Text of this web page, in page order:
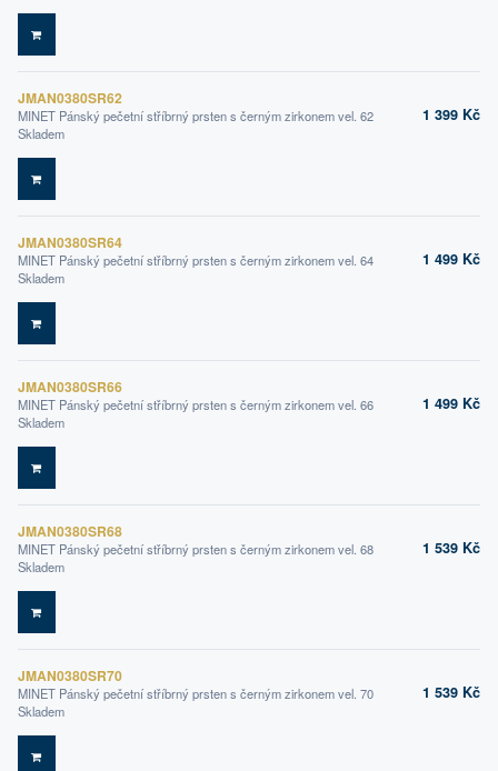
DO KOŠÍKU
JMAN0380SR62
MINET Pánský pečetní stříbrný prsten s černým zirkonem vel. 62
Skladem
1 399 Kč
DO KOŠÍKU
JMAN0380SR64
MINET Pánský pečetní stříbrný prsten s černým zirkonem vel. 64
Skladem
1 499 Kč
DO KOŠÍKU
JMAN0380SR66
MINET Pánský pečetní stříbrný prsten s černým zirkonem vel. 66
Skladem
1 499 Kč
DO KOŠÍKU
JMAN0380SR68
MINET Pánský pečetní stříbrný prsten s černým zirkonem vel. 68
Skladem
1 539 Kč
DO KOŠÍKU
JMAN0380SR70
MINET Pánský pečetní stříbrný prsten s černým zirkonem vel. 70
Skladem
1 539 Kč
DO KOŠÍKU